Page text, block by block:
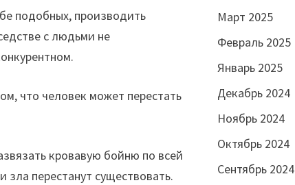
подобных, производить
с людьми не
что человек может перестать
кровавую бойню по всей
зла перестанут существовать.
Март 2025
Февраль 2025
Январь 2025
Декабрь 2024
Ноябрь 2024
Октябрь 2024
Сентябрь 2024